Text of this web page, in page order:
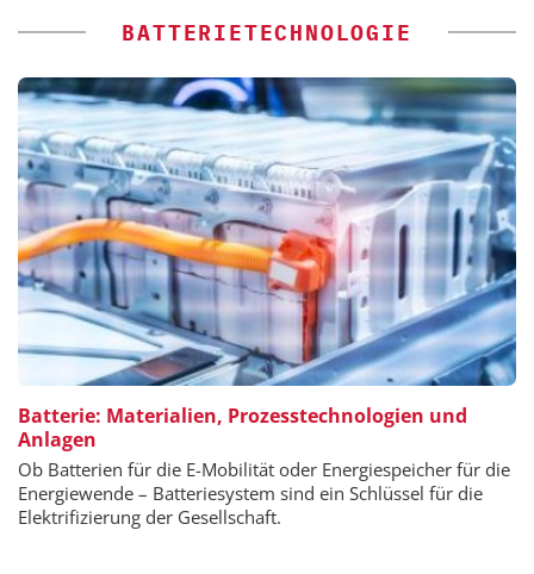
BATTERIETECHNOLOGIE
Batterie: Materialien, Prozesstechnologien und
Anlagen
Ob Batterien für die E-Mobilität oder Energiespeicher für die
Energiewende – Batteriesystem sind ein Schlüssel für die
Elektrifizierung der Gesellschaft.